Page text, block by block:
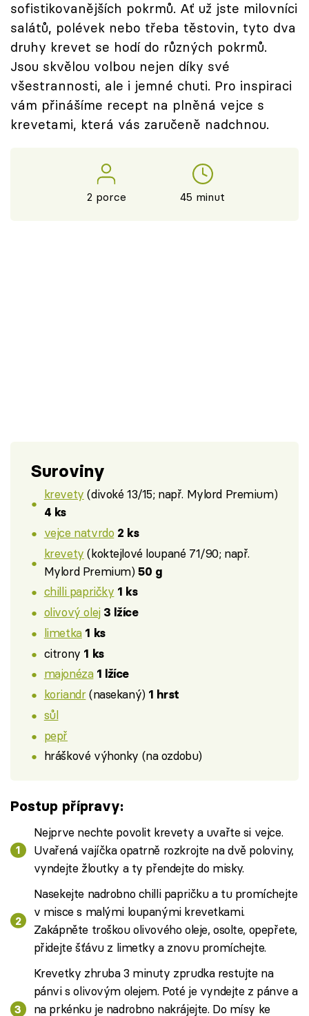
Sledujte nás
sofistikovanějších pokrmů. Ať už jste milovníci
salátů, polévek nebo třeba těstovin, tyto dva
druhy krevet se hodí do různých pokrmů.
Jsou skvělou volbou nejen díky své
všestrannosti, ale i jemné chuti. Pro inspiraci
vám přinášíme recept na plněná vejce s
krevetami, která vás zaručeně nadchnou.
2 porce 45 minut
Suroviny
krevety (divoké 13/15; např. Mylord Premium)
4 ks
vejce natvrdo 2 ks
krevety (koktejlové loupané 71/90; např.
Mylord Premium) 50 g
chilli papričky 1 ks
olivový olej 3 lžíce
limetka 1 ks
citrony 1 ks
majonéza 1 lžíce
koriandr(nasekaný) 1 hrst
sůl
pepř
hráškové výhonky (na ozdobu)
Postup přípravy:
Nejprve nechte povolit krevety a uvařte si vejce.
Uvařená vajíčka opatrně rozkrojte na dvě poloviny,
vyndejte žloutky a ty přendejte do misky.
Nasekejte nadrobno chilli papričku a tu promíchejte
v misce s malými loupanými krevetkami.
Zakápněte troškou olivového oleje, osolte, opepřete,
přidejte šťávu z limetky a znovu promíchejte.
Krevetky zhruba 3 minuty zprudka restujte na
pánvi s olivovým olejem. Poté je vyndejte z pánve a
na prkénku je nadrobno nakrájejte. Do mísy ke